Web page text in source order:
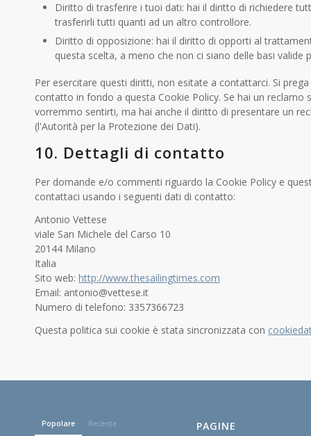
Diritto di trasferire i tuoi dati: hai il diritto di richiedere
trasferirli tutti quanti ad un altro controllore.
Diritto di opposizione: hai il diritto di opporti al
questa scelta, a meno che non ci siano delle basi valide
Per esercitare questi diritti, non esitate a contattarci. Si
contatto in fondo a questa Cookie Policy. Se hai un reclamo
vorremmo sentirti, ma hai anche il diritto di presentare un
(l'Autorità per la Protezione dei Dati).
10. Dettagli di contatto
Per domande e/o commenti riguardo la Cookie Policy e
contattaci usando i seguenti dati di contatto:
Antonio Vettese
viale San Michele del Carso 10
20144 Milano
Italia
Sito web: http://www.thesailingtimes.com
Email: ti.esettev@oinotna
Numero di telefono: 3357366723
Questa politica sui cookie è stata sincronizzata con
Popolare Recente PAGINE